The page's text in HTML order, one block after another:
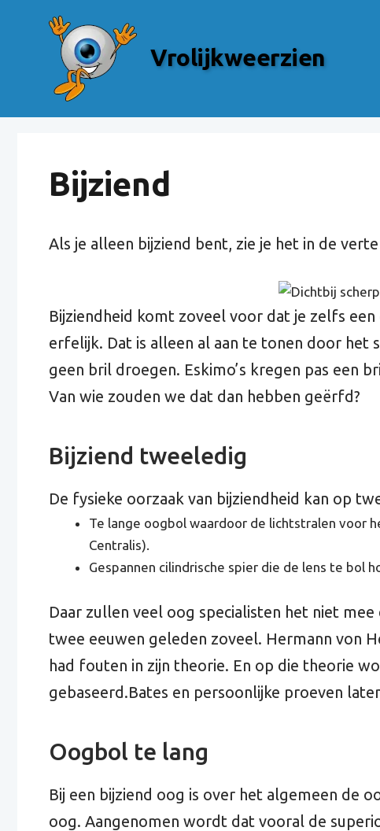
Vrolijkweerzien
Bijziend
Als je alleen bijziend bent, zie je het in de
Bijziendheid komt zoveel voor dat je zelfs
erfelijk. Dat is alleen al aan te tonen door
geen bril droegen. Eskimo’s kregen pas een
Van wie zouden we dat dan hebben geërfd?
Bijziend tweeledig
De fysieke oorzaak van bijziendheid kan op
Te lange oogbol waardoor de lichtstralen voor
Centralis).
Gespannen cilindrische spier die de lens te bol
Daar zullen veel oog specialisten het niet
twee eeuwen geleden zoveel. Hermann von
had fouten in zijn theorie. En op die theorie
gebaseerd.Bates en persoonlijke proeven
Oogbol te lang
Bij een bijziend oog is over het algemeen de
oog. Aangenomen wordt dat vooral de